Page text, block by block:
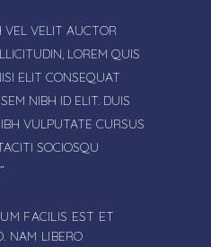
VEL VELIT AUCTOR
LOREM QUIS
ELIT CONSEQUAT
NIBH ID ELIT. DUIS
VULPUTATE CURSUS
SOCIOSQU
FACILIS EST ET
NAM LIBERO